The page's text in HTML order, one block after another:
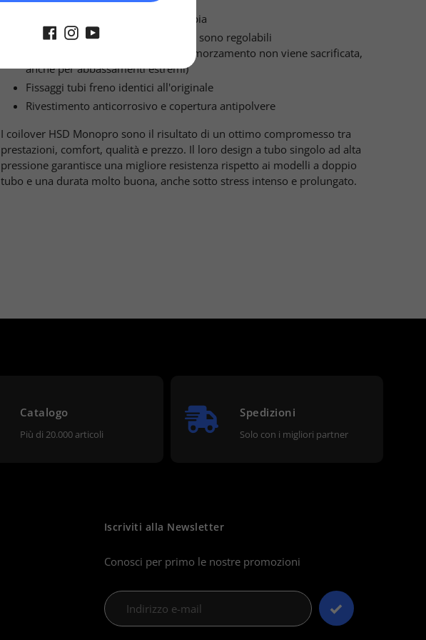
Regolazione dell'altezza molto ampia
L'altezza ed il precarico della molla sono regolabili
indipendentemente (la qualità di smorzamento non viene sacrificata,
anche per abbassamenti estremi)
Fissaggi tubi freno identici all'originale
Rivestimento anticorrosivo e copertura antipolvere
I coilover HSD Monopro sono il risultato di un ottimo compromesso tra
prestazioni, comfort, qualità e prezzo. Il loro design a tubo singolo ad alta
pressione garantisce una migliore resistenza rispetto ai modelli a doppio
tubo e una durata molto buona, anche sotto stress intenso e prolungato.
Catalogo
Più di 20.000 articoli
Spedizioni
Solo con i migliori partner
Iscriviti alla Newsletter
Conosci per primo le nostre promozioni